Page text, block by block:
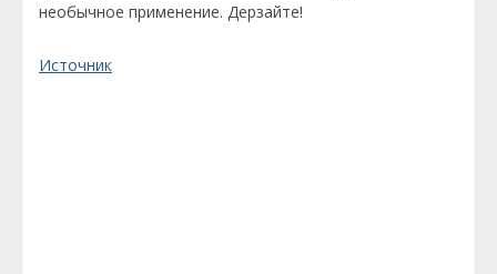
необычное применение. Дерзайте!
Источник